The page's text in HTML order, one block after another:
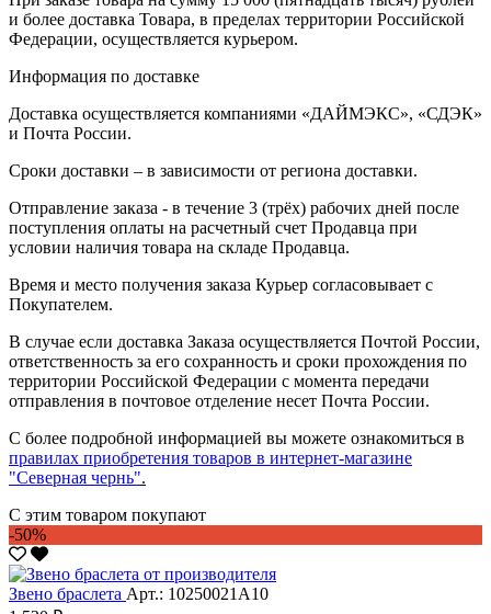
и более доставка Товара, в пределах территории Российской
Федерации, осуществляется курьером.
Информация по доставке
Доставка осуществляется компаниями «ДАЙМЭКС», «СДЭК»
и Почта России.
Сроки доставки – в зависимости от региона доставки.
Отправление заказа - в течение 3 (трёх) рабочих дней после
поступления оплаты на расчетный счет Продавца при
условии наличия товара на складе Продавца.
Время и место получения заказа Курьер согласовывает с
Покупателем.
В случае если доставка Заказа осуществляется Почтой России,
ответственность за его сохранность и сроки прохождения по
территории Российской Федерации с момента передачи
отправления в почтовое отделение несет Почта России.
С более подробной информацией вы можете ознакомиться в
правилах приобретения товаров в интернет-магазине
"Северная чернь".
С этим товаром покупают
-50%
Звено браслета Арт.: 10250021А10